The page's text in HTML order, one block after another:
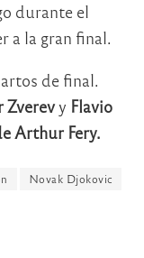
durante el
a la gran final.
de final.
Zverevy Flavio
Arthur Fery.
Novak Djokovic